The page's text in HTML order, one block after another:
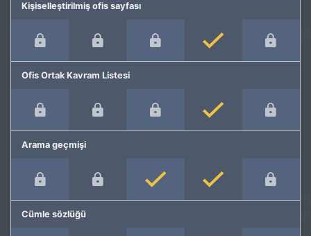
Kişiselleştirilmiş ofis sayfası
Ofis Ortak Kavram Listesi
Arama geçmişi
Cümle sözlüğü